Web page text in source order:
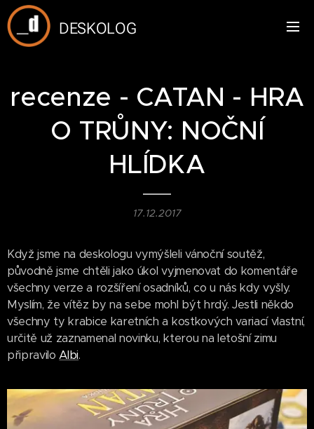
DESKOLOG
recenze - CATAN - HRA
O TRŮNY: NOČNÍ
HLÍDKA
17.12.2017
Když jsme na deskologu vymýšleli vánoční soutěž,
původně jsme chtěli jako úkol vyjmenovat do komentáře
všechny verze a rozšíření osadníků, co u nás kdy vyšly.
Myslím, že vítěz by na sebe mohl být hrdý. Jestli někdo
všechny ty krabice karetních a kostkových variací vlastní,
určitě už zaznamenal novinku, kterou na letošní zimu
připraviloAlbi.